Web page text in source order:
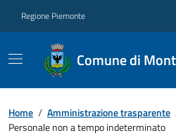
Regione Piemonte
Comune di
Home / Amministrazione trasparente
Personale non a tempo indeterminato